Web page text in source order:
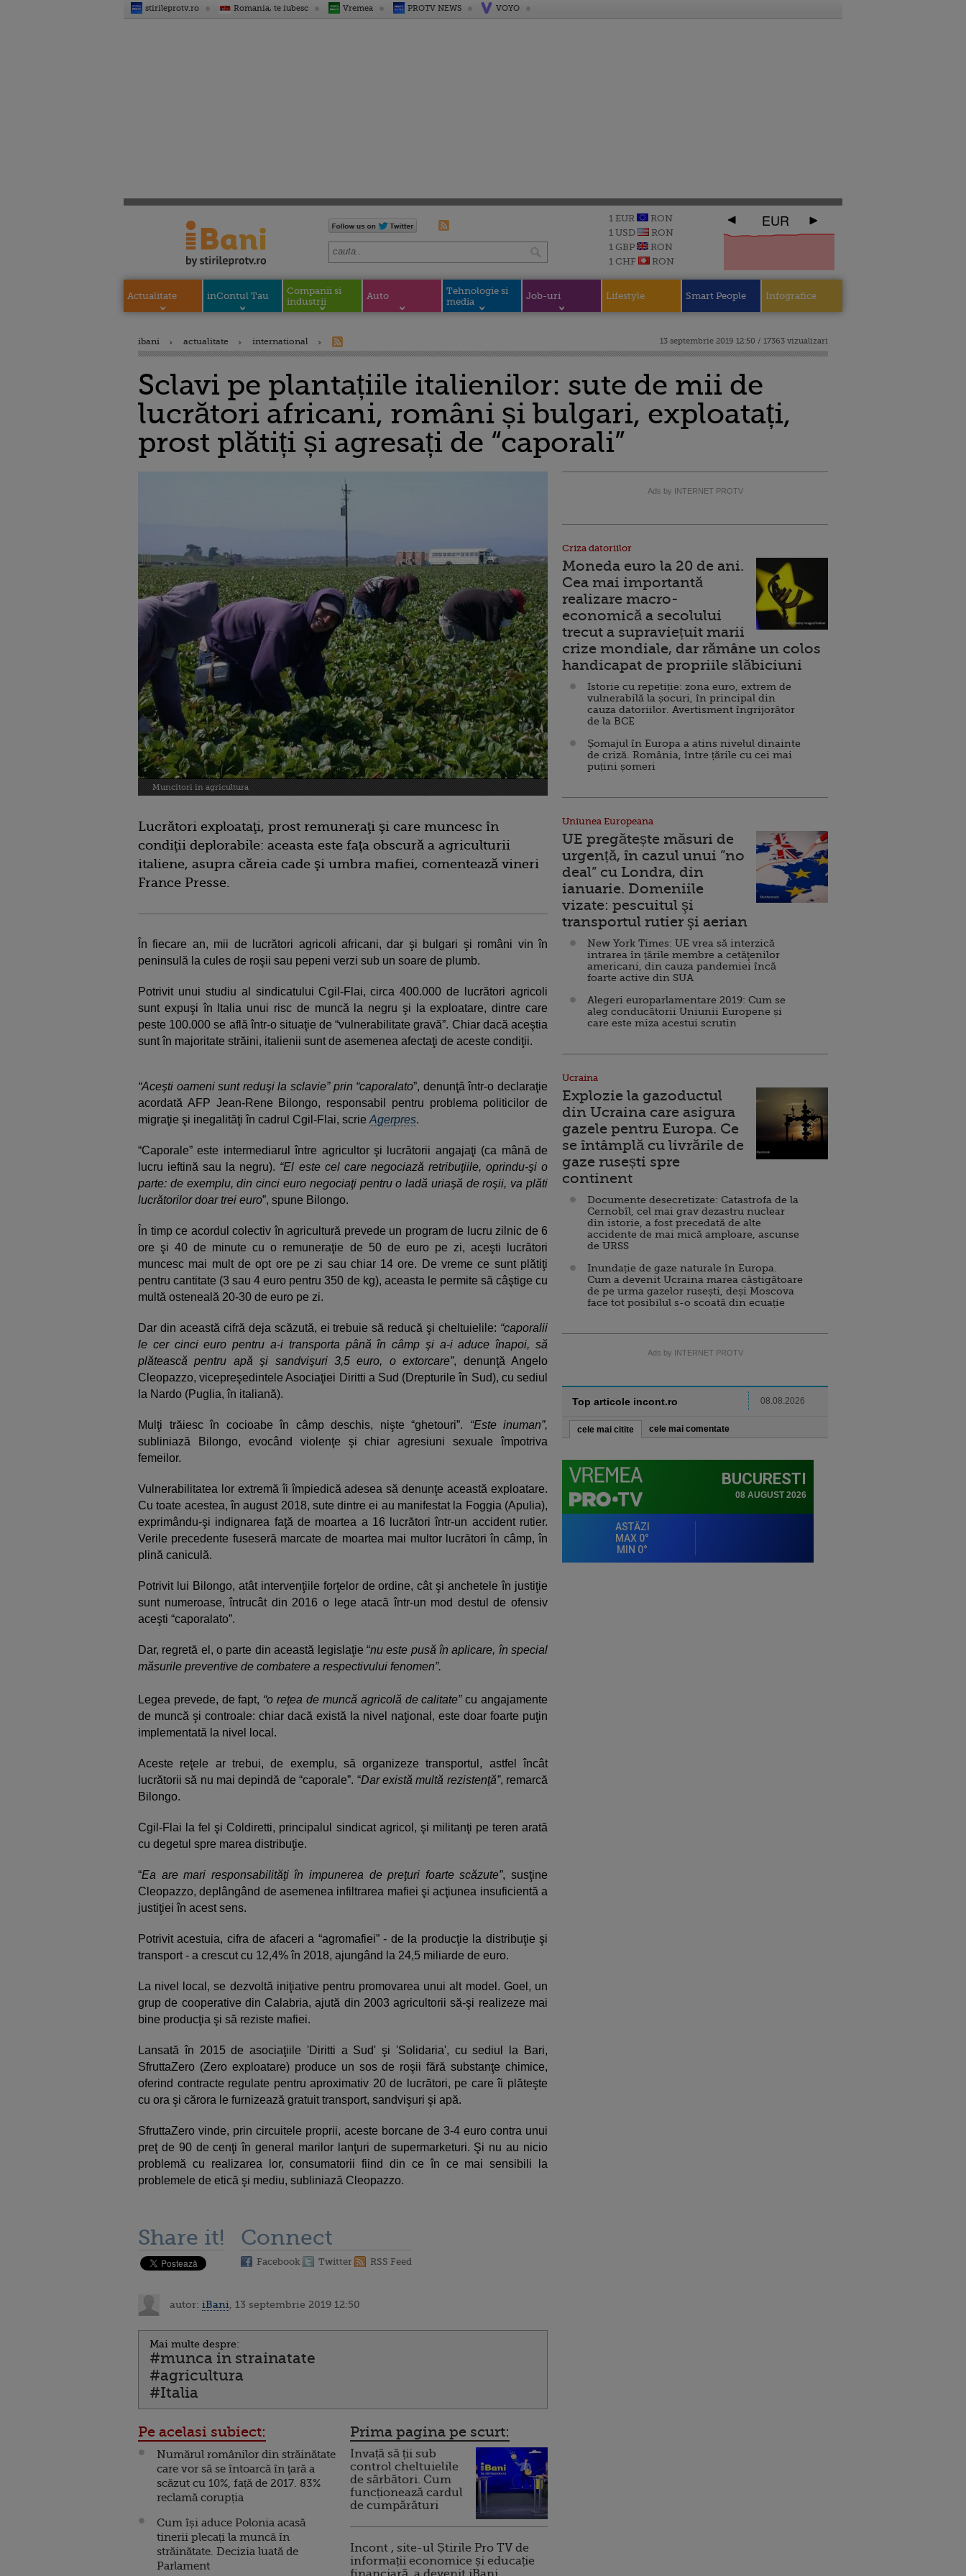
stirileprotv.ro Romania, te iubesc Vremea PROTV NEWS VOYO
1 EUR
RON
1 USD
RON
1 GBP
RON
1 CHF
RON
EUR
Actualitate inContul Tau
Companii si
industrii
Auto
Tehnologie si
media
Job-uri Lifestyle Smart People Infografice
ibani actualitate international 13 septembrie 2019 12:50 / 17363 vizualizari
Sclavi pe plantațiile italienilor: sute de mii de
lucrători africani, români și bulgari, exploatați,
prost plătiți și agresați de “caporali”
Muncitori in agricultura
Lucrători exploataţi, prost remuneraţi şi care muncesc în
condiţii deplorabile: aceasta este faţa obscură a agriculturii
italiene, asupra căreia cade şi umbra mafiei, comentează vineri
France Presse.
În fiecare an, mii de lucrători agricoli africani, dar şi bulgari şi români vin în
peninsulă la cules de roşii sau pepeni verzi sub un soare de plumb.
Potrivit unui studiu al sindicatului Cgil-Flai, circa 400.000 de lucrători agricoli
sunt expuşi în Italia unui risc de muncă la negru şi la exploatare, dintre care
peste 100.000 se află într-o situaţie de “vulnerabilitate gravă”. Chiar dacă aceştia
sunt în majoritate străini, italienii sunt de asemenea afectaţi de aceste condiţii.
“Aceşti oameni sunt reduşi la sclavie” prin “caporalato”, denunţă într-o declaraţie
acordată AFP Jean-Rene Bilongo, responsabil pentru problema politicilor de
migraţie şi inegalităţi în cadrul Cgil-Flai, scrie Agerpres.
“Caporale” este intermediarul între agricultor şi lucrătorii angajaţi (ca mână de
lucru ieftină sau la negru). “El este cel care negociază retribuţiile, oprindu-şi o
parte: de exemplu, din cinci euro negociaţi pentru o ladă uriaşă de roşii, va plăti
lucrătorilor doar trei euro”, spune Bilongo.
În timp ce acordul colectiv în agricultură prevede un program de lucru zilnic de 6
ore şi 40 de minute cu o remuneraţie de 50 de euro pe zi, aceşti lucrători
muncesc mai mult de opt ore pe zi sau chiar 14 ore. De vreme ce sunt plătiţi
pentru cantitate (3 sau 4 euro pentru 350 de kg), aceasta le permite să câştige cu
multă osteneală 20-30 de euro pe zi.
Dar din această cifră deja scăzută, ei trebuie să reducă şi cheltuielile: “caporalii
le cer cinci euro pentru a-i transporta până în câmp şi a-i aduce înapoi, să
plătească pentru apă şi sandvişuri 3,5 euro, o extorcare”, denunţă Angelo
Cleopazzo, vicepreşedintele Asociaţiei Diritti a Sud (Drepturile în Sud), cu sediul
la Nardo (Puglia, în italiană).
Mulţi trăiesc în cocioabe în câmp deschis, nişte “ghetouri”. “Este inuman”,
subliniază Bilongo, evocând violenţe şi chiar agresiuni sexuale împotriva
femeilor.
Vulnerabilitatea lor extremă îi împiedică adesea să denunţe această exploatare.
Cu toate acestea, în august 2018, sute dintre ei au manifestat la Foggia (Apulia),
exprimându-şi indignarea faţă de moartea a 16 lucrători într-un accident rutier.
Verile precedente fuseseră marcate de moartea mai multor lucrători în câmp, în
plină caniculă.
Potrivit lui Bilongo, atât intervenţiile forţelor de ordine, cât şi anchetele în justiţie
sunt numeroase, întrucât din 2016 o lege atacă într-un mod destul de ofensiv
aceşti “caporalato”.
Dar, regretă el, o parte din această legislaţie “nu este pusă în aplicare, în special
măsurile preventive de combatere a respectivului fenomen”.
Legea prevede, de fapt, “o reţea de muncă agricolă de calitate”cu angajamente
de muncă şi controale: chiar dacă există la nivel naţional, este doar foarte puţin
implementată la nivel local.
Aceste reţele ar trebui, de exemplu, să organizeze transportul, astfel încât
lucrătorii să nu mai depindă de “caporale”. “Dar există multă rezistenţă”, remarcă
Bilongo.
Cgil-Flai la fel şi Coldiretti, principalul sindicat agricol, şi militanţi pe teren arată
cu degetul spre marea distribuţie.
“Ea are mari responsabilităţi în impunerea de preţuri foarte scăzute”, susţine
Cleopazzo, deplângând de asemenea infiltrarea mafiei şi acţiunea insuficientă a
justiţiei în acest sens.
Potrivit acestuia, cifra de afaceri a “agromafiei” - de la producţie la distribuţie şi
transport - a crescut cu 12,4% în 2018, ajungând la 24,5 miliarde de euro.
La nivel local, se dezvoltă iniţiative pentru promovarea unui alt model. Goel, un
grup de cooperative din Calabria, ajută din 2003 agricultorii să-şi realizeze mai
bine producţia şi să reziste mafiei.
Lansată în 2015 de asociaţiile 'Diritti a Sud' şi 'Solidaria', cu sediul la Bari,
SfruttaZero (Zero exploatare) produce un sos de roşii fără substanţe chimice,
oferind contracte regulate pentru aproximativ 20 de lucrători, pe care îi plăteşte
cu ora şi cărora le furnizează gratuit transport, sandvişuri şi apă.
SfruttaZero vinde, prin circuitele proprii, aceste borcane de 3-4 euro contra unui
preţ de 90 de cenţi în general marilor lanţuri de supermarketuri. Şi nu au nicio
problemă cu realizarea lor, consumatorii fiind din ce în ce mai sensibili la
problemele de etică şi mediu, subliniază Cleopazzo.
Share it! Connect
Facebook Twitter RSS Feed
autor: iBani , 13 septembrie 2019 12:50
Mai multe despre:
#munca in strainatate
#agricultura
#Italia
Pe acelasi subiect:
Numărul românilor din străinătate
care vor să se întoarcă în ţară a
scăzut cu 10%, față de 2017. 83%
reclamă corupția
Cum își aduce Polonia acasă
tinerii plecați la muncă în
străinătate. Decizia luată de
Parlament
Prima pagina pe scurt:
Invață să ții sub
control cheltuielile
de sărbători. Cum
funcționează cardul
de cumpărături
Incont , site-ul Știrile Pro TV de
informații economice și educație
Ads by INTERNET PROTV
Criza datoriilor
Moneda euro la 20 de ani.
Cea mai importantă
realizare macro-
economică a secolului
trecut a supraviețuit marii
crize mondiale, dar rămâne un colos
handicapat de propriile slăbiciuni
Istorie cu repetiție: zona euro, extrem de
vulnerabilă la șocuri, în principal din
cauza datoriilor. Avertisment îngrijorător
de la BCE
Șomajul în Europa a atins nivelul dinainte
de criză. România, între țările cu cei mai
puțini șomeri
Uniunea Europeana
UE pregătește măsuri de
urgență, în cazul unui ”no
deal” cu Londra, din
ianuarie. Domeniile
vizate: pescuitul şi
transportul rutier şi aerian
New York Times: UE vrea să interzică
intrarea în țările membre a cetăţenilor
americani, din cauza pandemiei încă
foarte active din SUA
Alegeri europarlamentare 2019: Cum se
aleg conducătorii Uniunii Europene și
care este miza acestui scrutin
Ucraina
Explozie la gazoductul
din Ucraina care asigura
gazele pentru Europa. Ce
se întâmplă cu livrările de
gaze rusești spre
continent
Documente desecretizate: Catastrofa de la
Cernobîl, cel mai grav dezastru nuclear
din istorie, a fost precedată de alte
accidente de mai mică amploare, ascunse
de URSS
Inundație de gaze naturale în Europa.
Cum a devenit Ucraina marea câștigătoare
de pe urma gazelor rusești, deși Moscova
face tot posibilul s-o scoată din ecuație
Ads by INTERNET PROTV
Top articole incont.ro 08.08.2026
cele mai citite cele mai comentate